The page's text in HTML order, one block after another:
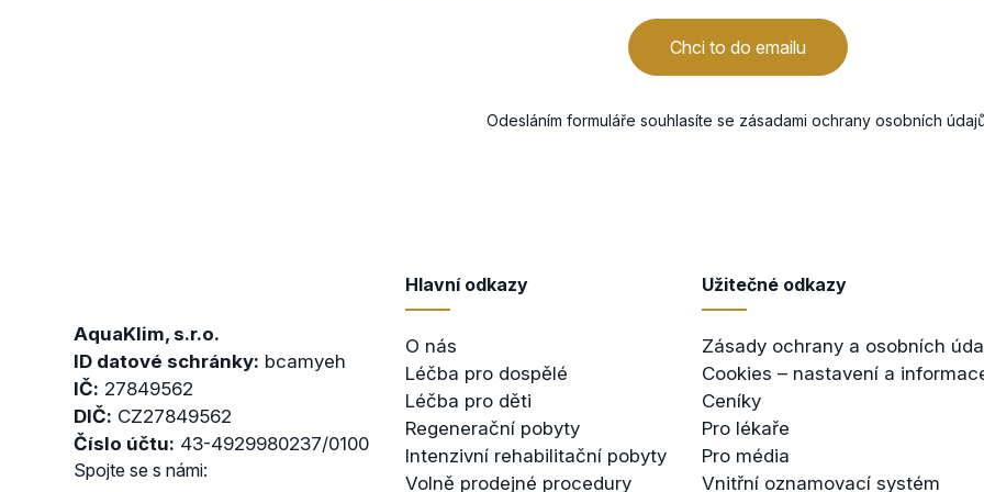
Chci to do emailu
Odesláním formuláře souhlasíte se zásadami ochrany osobních
AquaKlim, s.r.o.
ID datové schránky: bcamyeh
IČ: 27849562
DIČ: CZ27849562
Číslo účtu: 43-4929980237/0100
Spojte se s námi:
Hlavní odkazy
O nás
Léčba pro dospělé
Léčba pro děti
Regenerační pobyty
Intenzivní rehabilitační pobyty
Volně prodejné procedury
Užitečné odkazy
Zásady ochrany a osobních
Cookies – nastavení a
Ceníky
Pro lékaře
Pro média
Vnitřní oznamovací systém